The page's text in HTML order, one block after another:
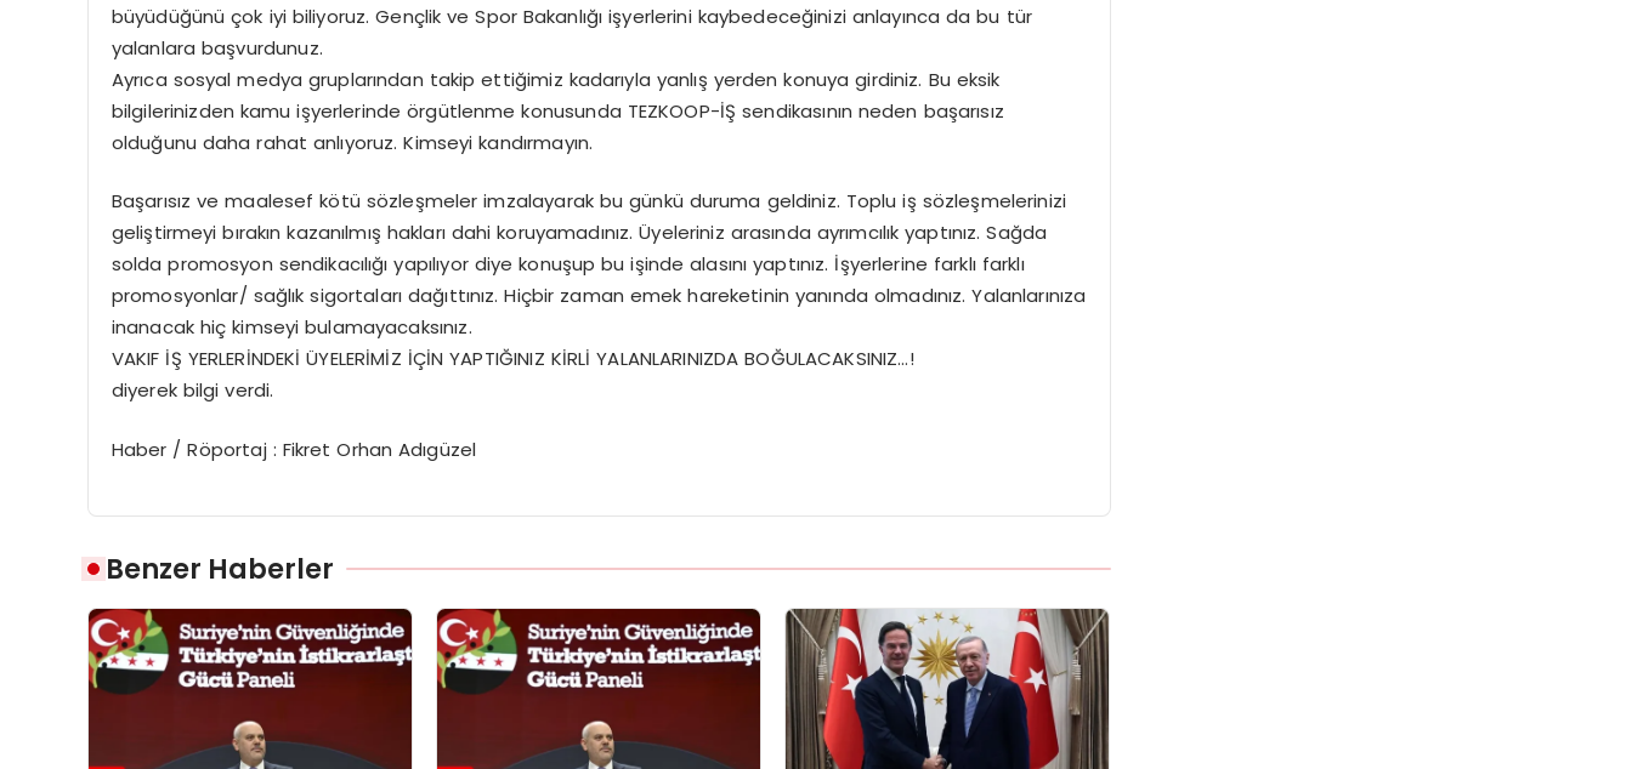
büyüdüğünü çok iyi biliyoruz. Gençlik ve Spor Bakanlığı işyerlerini kaybedeceğinizi anlayınca da bu tür
yalanlara başvurdunuz.
Ayrıca sosyal medya gruplarından takip ettiğimiz kadarıyla yanlış yerden konuya girdiniz. Bu eksik
bilgilerinizden kamu işyerlerinde örgütlenme konusunda TEZKOOP-İŞ sendikasının neden başarısız
olduğunu daha rahat anlıyoruz. Kimseyi kandırmayın.
Başarısız ve maalesef kötü sözleşmeler imzalayarak bu günkü duruma geldiniz. Toplu iş sözleşmelerinizi
geliştirmeyi bırakın kazanılmış hakları dahi koruyamadınız. Üyeleriniz arasında ayrımcılık yaptınız. Sağda
solda promosyon sendikacılığı yapılıyor diye konuşup bu işinde alasını yaptınız. İşyerlerine farklı farklı
promosyonlar/ sağlık sigortaları dağıttınız. Hiçbir zaman emek hareketinin yanında olmadınız. Yalanlarınıza
inanacak hiç kimseyi bulamayacaksınız.
VAKIF İŞ YERLERİNDEKİ ÜYELERİMİZ İÇİN YAPTIĞINIZ KİRLİ YALANLARINIZDA BOĞULACAKSINIZ…!
diyerek bilgi verdi.
Haber / Röportaj : Fikret Orhan Adıgüzel
Benzer Haberler